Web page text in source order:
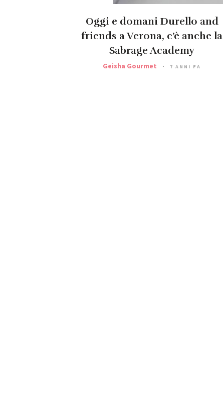
Oggi e domani Durello and
friends a Verona, c’è anche la
Sabrage Academy
Geisha Gourmet 7 ANNI FA